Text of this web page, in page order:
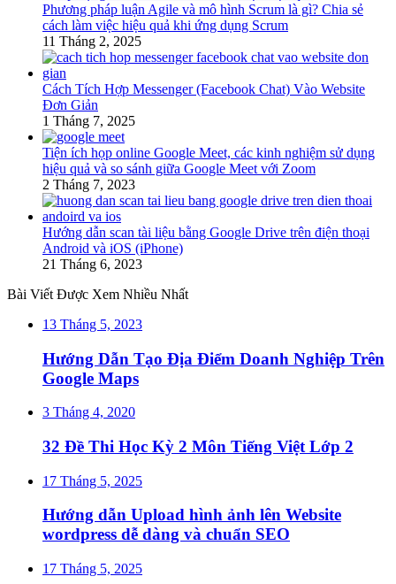
Phương pháp luận Agile và mô hình Scrum là gì? Chia sẻ
cách làm việc hiệu quả khi ứng dụng Scrum
11 Tháng 2, 2025
Cách Tích Hợp Messenger (Facebook Chat) Vào Website
Đơn Giản
1 Tháng 7, 2025
Tiện ích họp online Google Meet, các kinh nghiệm sử dụng
hiệu quả và so sánh giữa Google Meet với Zoom
2 Tháng 7, 2023
Hướng dẫn scan tài liệu bằng Google Drive trên điện thoại
Android và iOS (iPhone)
21 Tháng 6, 2023
Bài Viết Được Xem Nhiều Nhất
13 Tháng 5, 2023
Hướng Dẫn Tạo Địa Điểm Doanh Nghiệp Trên
Google Maps
3 Tháng 4, 2020
32 Đề Thi Học Kỳ 2 Môn Tiếng Việt Lớp 2
17 Tháng 5, 2025
Hướng dẫn Upload hình ảnh lên Website
wordpress dễ dàng và chuẩn SEO
17 Tháng 5, 2025